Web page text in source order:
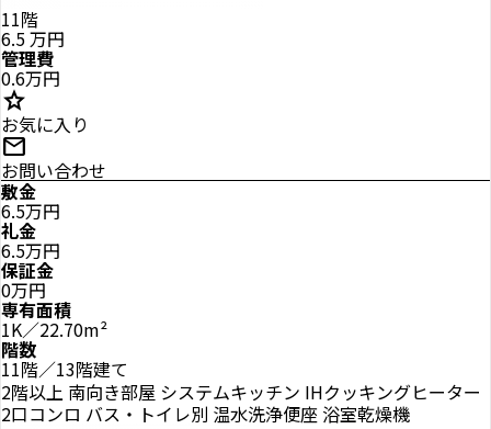
11階
6.5万円
管理費
0.6万円
star
お気に入り
mail
お問い合わせ
敷金
6.5万円
礼金
6.5万円
保証金
0万円
専有面積
1K／22.70m²
階数
11階／13階建て
2階以上 南向き部屋 システムキッチン IHクッキングヒーター
2口コンロ バス・トイレ別 温水洗浄便座 浴室乾燥機